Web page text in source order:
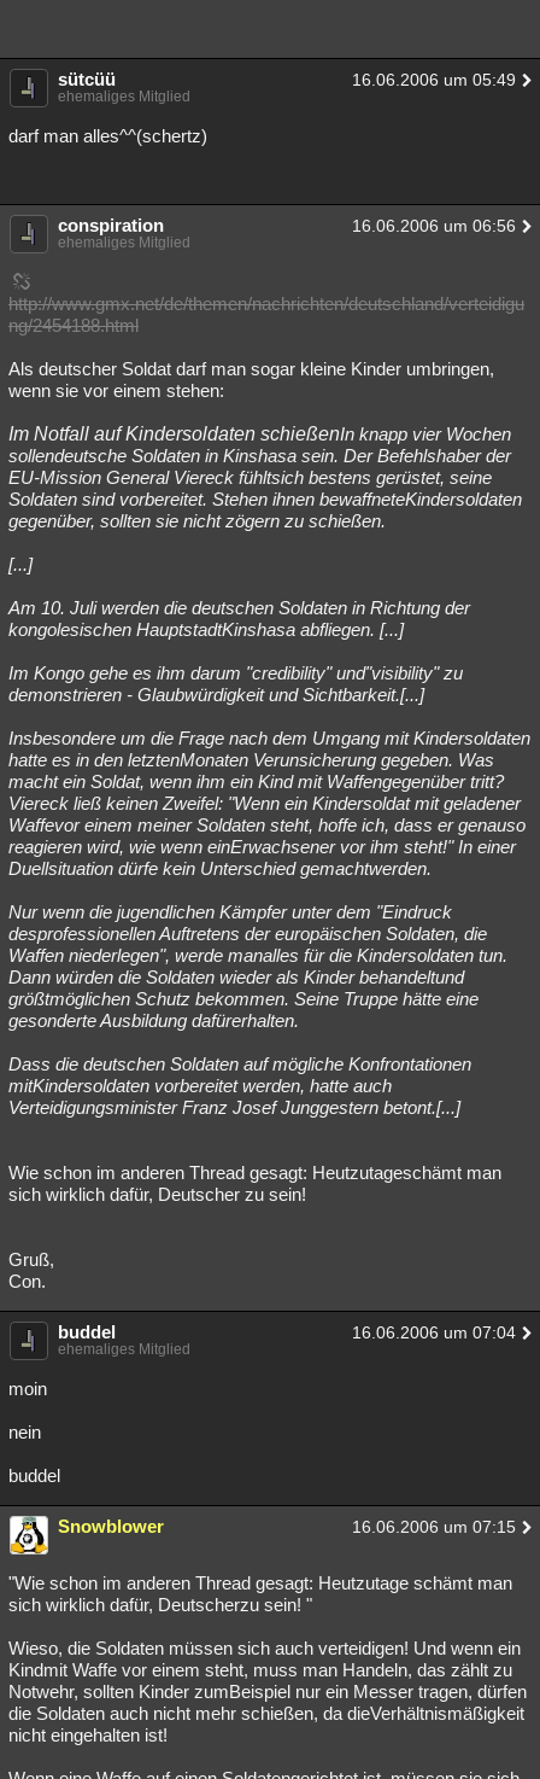
sütcüü 16.06.2006 um 05:49
ehemaliges Mitglied
darf man alles^^(schertz)
conspiration 16.06.2006 um 06:56
ehemaliges Mitglied
http://www.gmx.net/de/themen/nachrichten/deutschland/verteidigu
ng/2454188.html
Als deutscher Soldat darf man sogar kleine Kinder umbringen,
wenn sie vor einem stehen:
Im Notfall auf Kindersoldaten schießenIn knapp vier Wochen
sollendeutsche Soldaten in Kinshasa sein. Der Befehlshaber der
EU-Mission General Viereck fühltsich bestens gerüstet, seine
Soldaten sind vorbereitet. Stehen ihnen bewaffneteKindersoldaten
gegenüber, sollten sie nicht zögern zu schießen.
[...]
Am 10. Juli werden die deutschen Soldaten in Richtung der
kongolesischen HauptstadtKinshasa abfliegen. [...]
Im Kongo gehe es ihm darum "credibility" und"visibility" zu
demonstrieren - Glaubwürdigkeit und Sichtbarkeit.[...]
Insbesondere um die Frage nach dem Umgang mit Kindersoldaten
hatte es in den letztenMonaten Verunsicherung gegeben. Was
macht ein Soldat, wenn ihm ein Kind mit Waffengegenüber tritt?
Viereck ließ keinen Zweifel: "Wenn ein Kindersoldat mit geladener
Waffevor einem meiner Soldaten steht, hoffe ich, dass er genauso
reagieren wird, wie wenn einErwachsener vor ihm steht!" In einer
Duellsituation dürfe kein Unterschied gemachtwerden.
Nur wenn die jugendlichen Kämpfer unter dem "Eindruck
desprofessionellen Auftretens der europäischen Soldaten, die
Waffen niederlegen", werde manalles für die Kindersoldaten tun.
Dann würden die Soldaten wieder als Kinder behandeltund
größtmöglichen Schutz bekommen. Seine Truppe hätte eine
gesonderte Ausbildung dafürerhalten.
Dass die deutschen Soldaten auf mögliche Konfrontationen
mitKindersoldaten vorbereitet werden, hatte auch
Verteidigungsminister Franz Josef Junggestern betont.[...]
Wie schon im anderen Thread gesagt: Heutzutageschämt man
sich wirklich dafür, Deutscher zu sein!
Gruß,
Con.
buddel 16.06.2006 um 07:04
ehemaliges Mitglied
moin
nein
buddel
Snowblower 16.06.2006 um 07:15
"Wie schon im anderen Thread gesagt: Heutzutage schämt man
sich wirklich dafür, Deutscherzu sein! "
Wieso, die Soldaten müssen sich auch verteidigen! Und wenn ein
Kindmit Waffe vor einem steht, muss man Handeln, das zählt zu
Notwehr, sollten Kinder zumBeispiel nur ein Messer tragen, dürfen
die Soldaten auch nicht mehr schießen, da dieVerhältnismäßigkeit
nicht eingehalten ist!